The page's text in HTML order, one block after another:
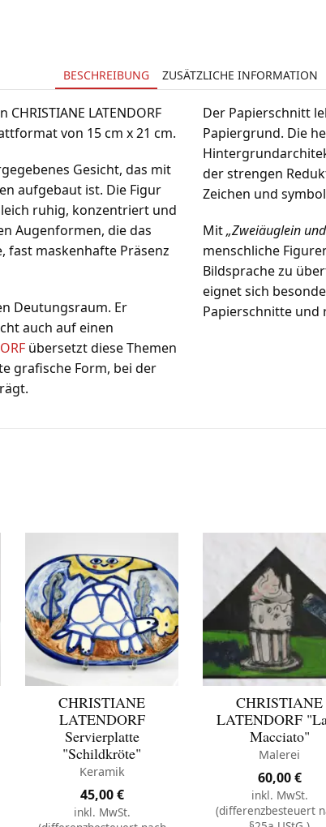
BESCHREIBUNG ZUSÄTZLICHE INFORMATION
LATENDORF
von 15 cm x 21 cm.
Gesicht, das mit
aufgebaut ist. Die Figur
ruhig, konzentriert und
Augenformen, die das
fast maskenhafte Präsenz
Deutungsraum. Er
auch auf einen
übersetzt diese Themen
grafische Form, bei der
Der Papierschnitt
Papiergrund. Die
der strengen
Zeichen und
Mit„Zweiäuglein
menschliche
Bildsprache zu
eignet sich
Papierschnitte und
CHRISTIANE
LATENDORF
Servierplatte
"Schildkröte"
Keramik
45,00€
inkl. MwSt.
CHRISTIANE
LATENDORF
Macciato"
Malerei
60,00€
inkl. MwSt.
(differenzbesteuert